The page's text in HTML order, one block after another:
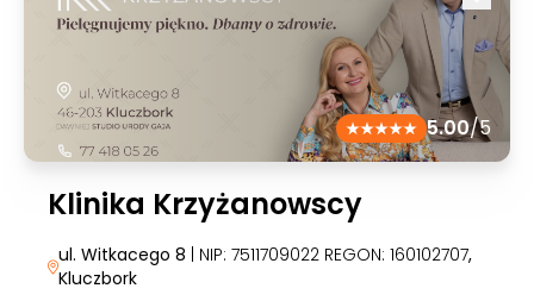
5.00/5
Klinika Krzyżanowscy
ul. Witkacego 8 | NIP: 7511709022 REGON: 160102707,
Kluczbork